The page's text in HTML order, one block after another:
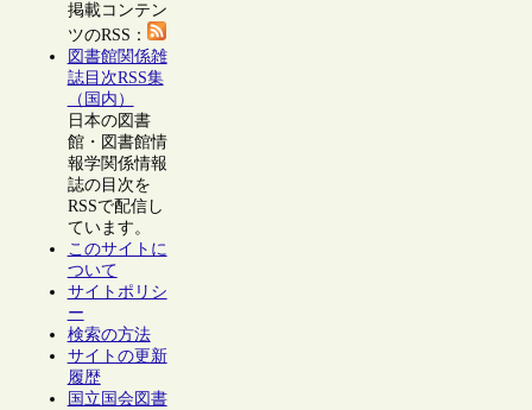
掲載コンテン
ツのRSS：
図書館関係雑
誌目次RSS集
（国内）
日本の図書
館・図書館情
報学関係情報
誌の目次を
RSSで配信し
ています。
このサイトに
ついて
サイトポリシ
ー
検索の方法
サイトの更新
履歴
国立国会図書